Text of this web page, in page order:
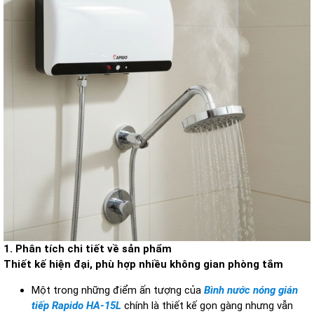
1. Phân tích chi tiết về sản phẩm
Thiết kế hiện đại, phù hợp nhiều không gian phòng tắm
Một trong những điểm ấn tượng của Bình nước nóng gián
tiếp Rapido HA-15L chính là thiết kế gọn gàng nhưng vẫn